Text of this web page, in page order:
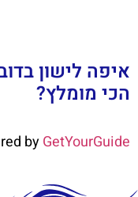
איפה לישון
הכי מומלץ?
byGetYourGuide